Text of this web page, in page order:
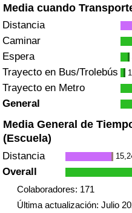
Media cuando
Distancia
Caminar
Espera
Trayecto en Bus/Trolebús
Trayecto en Metro
General
Media General de
(Escuela)
Distancia
Overall
Colaboradores: 171
Última actualización: Julio